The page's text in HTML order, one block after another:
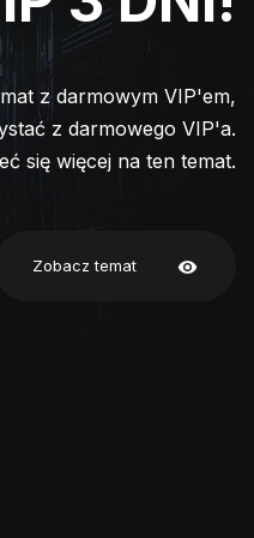
z darmowym VIP'em,
z darmowego VIP'a.
się więcej na ten temat.
Zobacz temat visibility